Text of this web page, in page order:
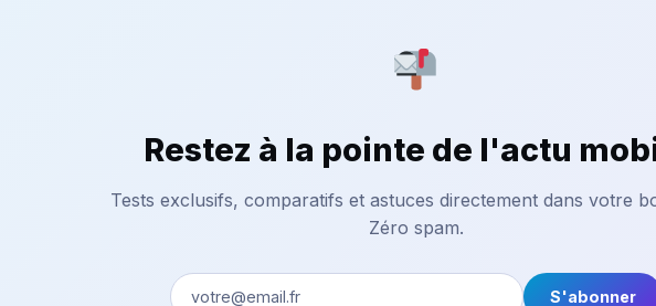
Restez à la pointe de l'actu
Tests exclusifs, comparatifs et astuces directement dans votre
Zéro spam.
S'abonner